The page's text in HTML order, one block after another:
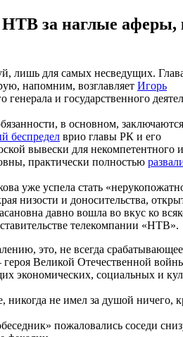
за наглые аферы,
лишь для самых несведущих.
напомним, возглавляет Игорь
и государственного
в основном,
беспредел врио главы РК и его
вывески для некомпетентного и
практически полностью
уже успела стать
низости и доносительства,
давно вошла во вкус ко
телекомпании «НТВ».
это, не всегда
Великой Отечественной
экономических, социальных и
не имел за душой ничего,
пожаловались соседи